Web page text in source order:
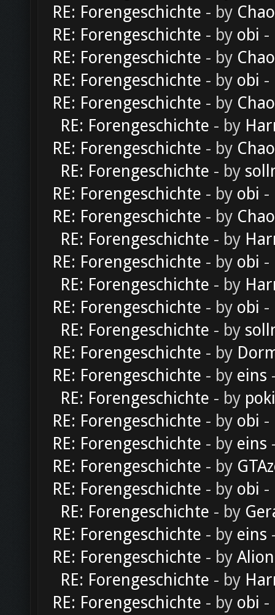
RE: Forengeschichte - by
RE: Forengeschichte - by obi -
RE: Forengeschichte - by
RE: Forengeschichte - by obi -
RE: Forengeschichte - by
RE: Forengeschichte - by
RE: Forengeschichte - by
RE: Forengeschichte - by
RE: Forengeschichte - by obi -
RE: Forengeschichte - by
RE: Forengeschichte - by
RE: Forengeschichte - by obi -
RE: Forengeschichte - by
RE: Forengeschichte - by obi -
RE: Forengeschichte - by
RE: Forengeschichte - by
RE: Forengeschichte - by eins
RE: Forengeschichte - by
RE: Forengeschichte - by obi -
RE: Forengeschichte - by eins
RE: Forengeschichte - by
RE: Forengeschichte - by obi -
RE: Forengeschichte - by
RE: Forengeschichte - by eins
RE: Forengeschichte - by Alion
RE: Forengeschichte - by
RE: Forengeschichte - by obi -